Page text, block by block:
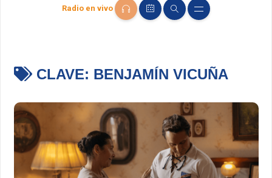
Radio en vivo
CLAVE: BENJAMÍN VICUÑA